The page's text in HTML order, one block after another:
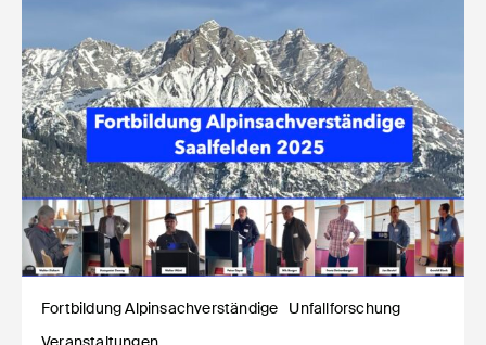
Fortbildung Alpinsachverständige
Unfallforschung